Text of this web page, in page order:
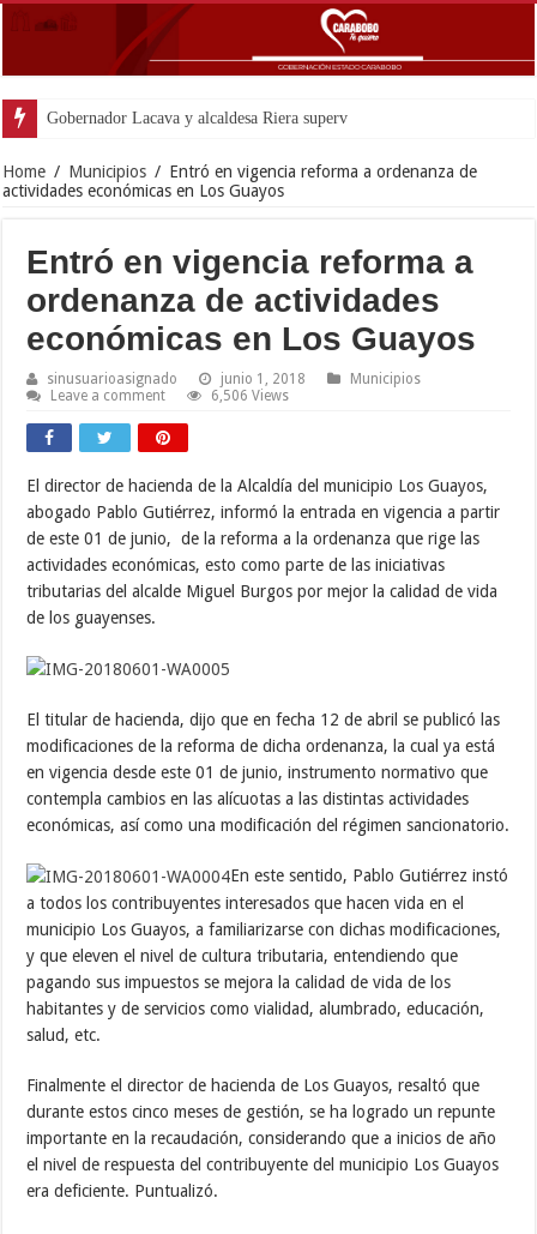
Home / Municipios / Entró en vigencia reforma a ordenanza de
actividades económicas en Los Guayos
Entró en vigencia reforma a
ordenanza de actividades
económicas en Los Guayos
sinusuarioasignado junio 1, 2018
Municipios
Leave a comment
6,506 Views
El director de hacienda de la Alcaldía del municipio Los Guayos,
abogado Pablo Gutiérrez, informó la entrada en vigencia a partir
de este 01 de junio, de la reforma a la ordenanza que rige las
actividades económicas, esto como parte de las iniciativas
tributarias del alcalde Miguel Burgos por mejor la calidad de vida
de los guayenses.
El titular de hacienda, dijo que en fecha 12 de abril se publicó las
modificaciones de la reforma de dicha ordenanza, la cual ya está
en vigencia desde este 01 de junio, instrumento normativo que
contempla cambios en las alícuotas a las distintas actividades
económicas, así como una modificación del régimen sancionatorio.
En este sentido, Pablo Gutiérrez instó
a todos los contribuyentes interesados que hacen vida en el
municipio Los Guayos, a familiarizarse con dichas modificaciones,
y que eleven el nivel de cultura tributaria, entendiendo que
pagando sus impuestos se mejora la calidad de vida de los
habitantes y de servicios como vialidad, alumbrado, educación,
salud, etc.
Finalmente el director de hacienda de Los Guayos, resaltó que
durante estos cinco meses de gestión, se ha logrado un repunte
importante en la recaudación, considerando que a inicios de año
el nivel de respuesta del contribuyente del municipio Los Guayos
era deficiente. Puntualizó.